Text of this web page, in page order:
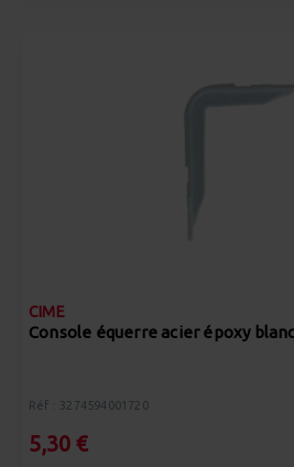
CIME
Console équerre acier époxy
Réf : 3274594001720
5,30 €